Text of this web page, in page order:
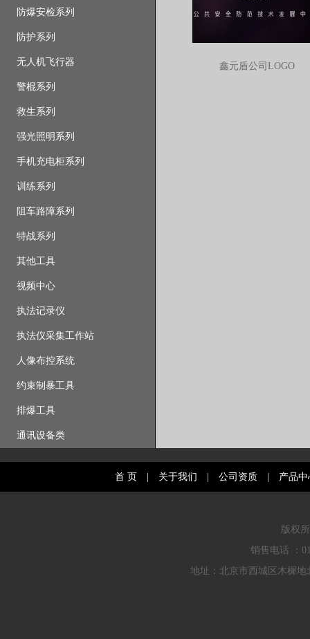
防爆安检系列
防护系列
无人机飞行器
警棍系列
救生系列
强光照明系列
手机充电柜系列
训练系列
阻车路障系列
特战系列
其他工具
视频中心
执法记录仪
执法仪采集工作站
人像布控系统
约束制暴工具
排爆工具
通讯设备类
鑫元盾公司LOGO
首 页 关于我们 公司资质 产品中
版权
销售电话 ：
地址：北京市西城区木樨地